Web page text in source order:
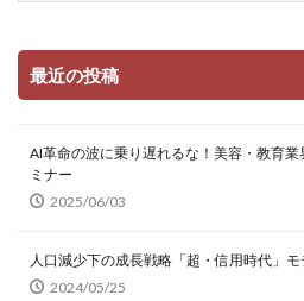
最近の投稿
AI革命の波に乗り遅れるな！美容・教育業
ミナー
2025/06/03
人口減少下の成長戦略「超・信用時代」
2024/05/25